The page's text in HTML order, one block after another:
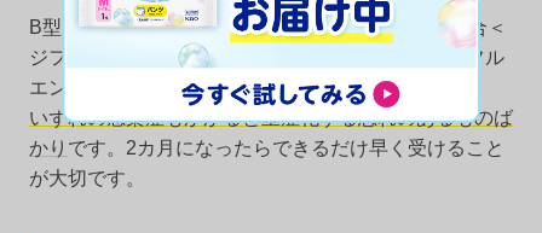
B型肝炎、ロタウイルス、小児用肺炎球菌、五種混合＜
ジフテリア、百日咳、破傷風、ポリオ、Hib（インフル
エンザ菌b型）＞の4種類を受けます。
いずれの感染症もかかると重症化する恐れのあるものば
かり です。2カ月になったらできるだけ早く受けること
が大切です。